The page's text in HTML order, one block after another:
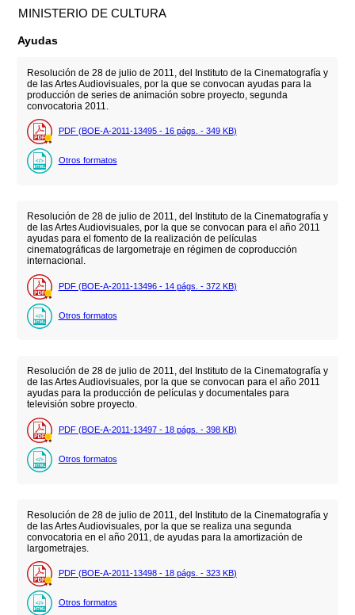
MINISTERIO DE CULTURA
Ayudas
Resolución de 28 de julio de 2011, del Instituto de la Cinematografía y
de las Artes Audiovisuales, por la que se convocan ayudas para la
producción de series de animación sobre proyecto, segunda
convocatoria 2011.
PDF (BOE-A-2011-13495 - 16 págs. - 349 KB)
Otros formatos
Resolución de 28 de julio de 2011, del Instituto de la Cinematografía y
de las Artes Audiovisuales, por la que se convocan para el año 2011
ayudas para el fomento de la realización de películas
cinematográficas de largometraje en régimen de coproducción
internacional.
PDF (BOE-A-2011-13496 - 14 págs. - 372 KB)
Otros formatos
Resolución de 28 de julio de 2011, del Instituto de la Cinematografía y
de las Artes Audiovisuales, por la que se convocan para el año 2011
ayudas para la producción de películas y documentales para
televisión sobre proyecto.
PDF (BOE-A-2011-13497 - 18 págs. - 398 KB)
Otros formatos
Resolución de 28 de julio de 2011, del Instituto de la Cinematografía y
de las Artes Audiovisuales, por la que se realiza una segunda
convocatoria en el año 2011, de ayudas para la amortización de
largometrajes.
PDF (BOE-A-2011-13498 - 18 págs. - 323 KB)
Otros formatos